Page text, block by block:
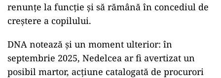
renunțe la funcție și să rămână în concediul de
creștere a copilului.
DNA notează și un moment ulterior: în
septembrie 2025, Nedelcea ar fi avertizat un
posibil martor, acțiune catalogată de procurori